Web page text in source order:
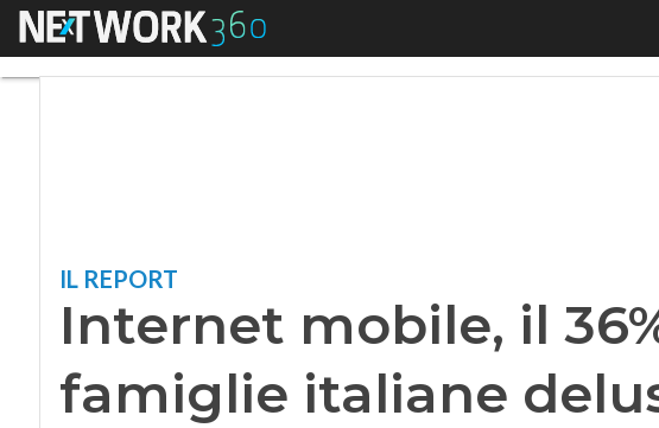
Menu Internet mobile, il 36% delle
IL REPORT
Internet mobile, il
famiglie italiane